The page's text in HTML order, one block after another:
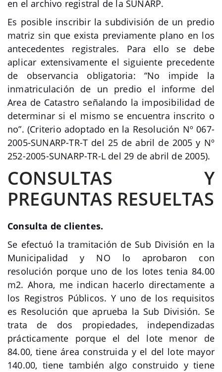
en el archivo registral de la SUNARP.
Es posible inscribir la subdivisión de un predio
matriz sin que exista previamente plano en los
antecedentes registrales. Para ello se debe
aplicar extensivamente el siguiente precedente
de observancia obligatoria: “No impide la
inmatriculación de un predio el informe del
Area de Catastro señalando la imposibilidad de
determinar si el mismo se encuentra inscrito o
no”. (Criterio adoptado en la Resolución Nº 067-
2005-SUNARP-TR-T del 25 de abril de 2005 y Nº
252-2005-SUNARP-TR-L del 29 de abril de 2005).
CONSULTAS Y
PREGUNTAS RESUELTAS
Consulta de clientes.
Se efectuó la tramitación de Sub División en la
Municipalidad y NO lo aprobaron con
resolución porque uno de los lotes tenia 84.00
m2. Ahora, me indican hacerlo directamente a
los Registros Públicos. Y uno de los requisitos
es Resolución que aprueba la Sub División. Se
trata de dos propiedades, independizadas
prácticamente porque el del lote menor de
84.00, tiene área construida y el del lote mayor
140.00, tiene también algo construido y tiene